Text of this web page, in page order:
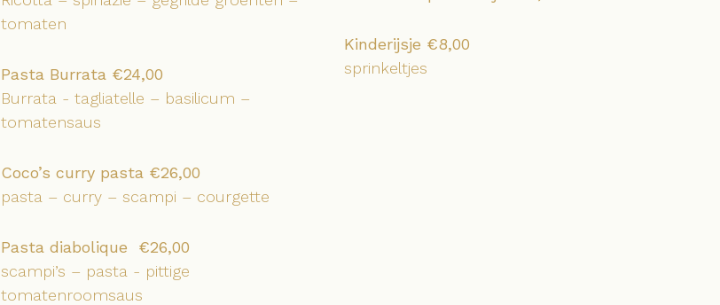
tomaten
Pasta Burrata €24,00
Burrata - tagliatelle – basilicum –
tomatensaus
Coco’s curry pasta €26,00
pasta – curry – scampi – courgette
Pasta diabolique €26,00
scampi’s – pasta - pittige
tomatenroomsaus
Kinderijsje €8,00
sprinkeltjes